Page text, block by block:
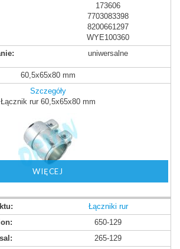
173606
7703083398
8200661297
WYE100360
uniwersalne
60,5x65x80 mm
Szczegóły
Łącznik rur 60,5x65x80 mm
WIĘCEJ
Łączniki rur
650-129
265-129